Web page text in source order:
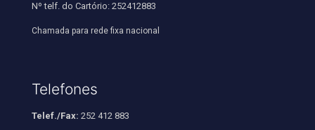
Nº telf. do Cartório: 252412883
Chamada para rede fixa nacional
Telefones
Telef./Fax: 252 412 883